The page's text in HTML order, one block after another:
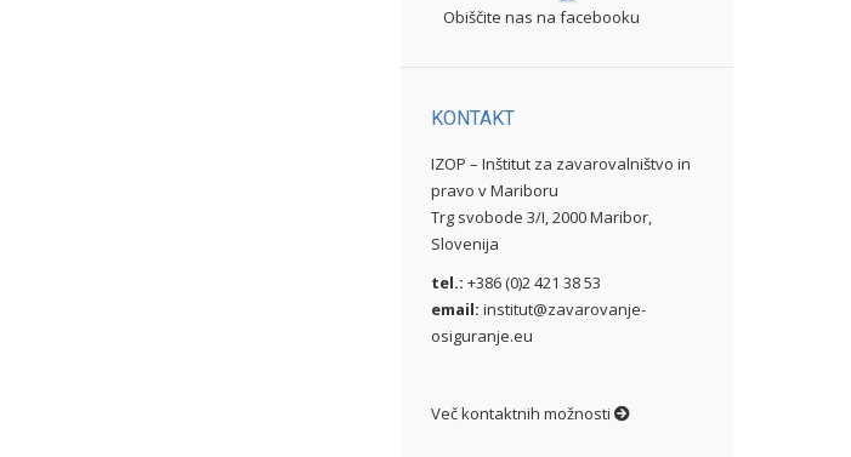
Obiščite nas na facebooku
KONTAKT
IZOP – Inštitut za zavarovalništvo in
pravo v Mariboru
Trg svobode 3/I, 2000 Maribor,
Slovenija
tel.: +386 (0)2 421 38 53
email: institut@zavarovanje-
osiguranje.eu
Več kontaktnih možnosti